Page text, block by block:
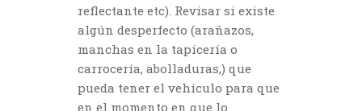
reflectante etc). Revisar si existe
algún desperfecto (arañazos,
manchas en la tapicería o
carrocería, abolladuras,) que
pueda tener el vehículo para que
en el momento en que lo